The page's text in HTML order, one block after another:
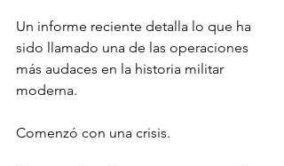
Un informe reciente detalla lo que ha
sido llamado una de las operaciones
más audaces en la historia militar
moderna.
Comenzó con una crisis.